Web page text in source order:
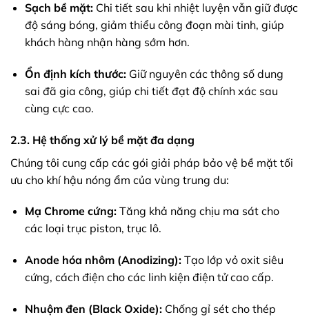
Sạch bề mặt:Chi tiết sau khi nhiệt luyện vẫn giữ được
độ sáng bóng, giảm thiểu công đoạn mài tinh, giúp
khách hàng nhận hàng sớm hơn.
Ổn định kích thước:Giữ nguyên các thông số dung
sai đã gia công, giúp chi tiết đạt độ chính xác sau
cùng cực cao.
2.3. Hệ thống xử lý bề mặt đa dạng
Chúng tôi cung cấp các gói giải pháp bảo vệ bề mặt tối
ưu cho khí hậu nóng ẩm của vùng trung du:
Mạ Chrome cứng:Tăng khả năng chịu ma sát cho
các loại trục piston, trục lô.
Anode hóa nhôm (Anodizing):Tạo lớp vỏ oxit siêu
cứng, cách điện cho các linh kiện điện tử cao cấp.
Nhuộm đen (Black Oxide):Chống gỉ sét cho thép